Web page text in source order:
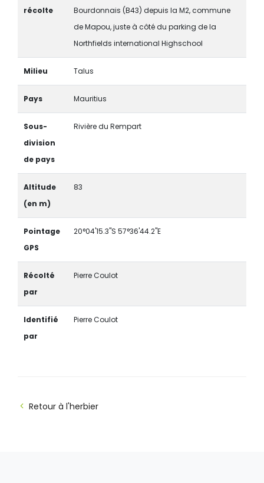
récolte
Bourdonnais (B43) depuis la M2, commune
de Mapou, juste à côté du parking de la
Northfields international Highschool
Milieu Talus
Pays Mauritius
Sous-
division
de pays
Rivière du Rempart
Altitude
(en m)
83
Pointage
GPS
20°04'15.3"S 57°36'44.2"E
Récolté
par
Pierre Coulot
Identifié
par
Pierre Coulot
Retour à l'herbier